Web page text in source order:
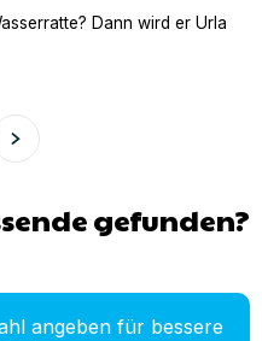
Dann wird er
gefunden?
angeben für bessere